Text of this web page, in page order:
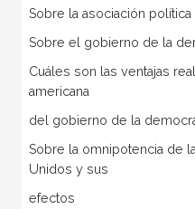
Sobre la asociación
Sobre el gobierno de la
Cuáles son las ventajas
americana
del gobierno de la
Sobre la omnipotencia de
Unidos y sus
efectos